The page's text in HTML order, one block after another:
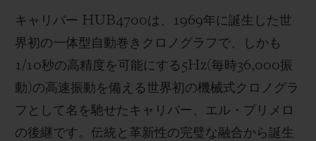
キャリバー HUB4700は、 1969年に誕生した世
界初の一体型自動巻きクロノグラフで、しかも
1/10秒の高精度を可能にする 5Hz(毎時36,000振
動 )の高速振動を備える世界初の機械式クロノグラ
フとして名を馳せたキャリバー、エル・プリメロ
の後継です。伝統と革新性の完璧な融合から誕生